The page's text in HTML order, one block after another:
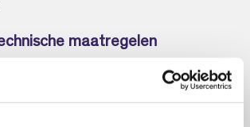
maatregelen
gebruik van correcte materialen:
van diverse merken of typen